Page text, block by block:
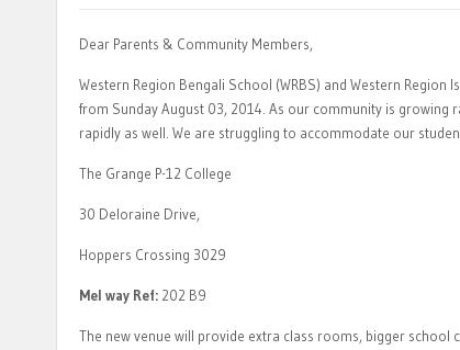
Dear Parents & Community Members,
Western Region Bengali School (WRBS) and Western
from Sunday August 03, 2014. As our community is growing
rapidly as well. We are struggling to accommodate our
The Grange P-12 College
30 Deloraine Drive,
Hoppers Crossing 3029
Mel way Ref: 202 B9
The new venue will provide extra class rooms, bigger school